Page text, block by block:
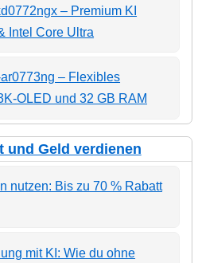
– Premium KI
Intel Core Ultra
– Flexibles
OLED und 32 GB RAM
und Geld verdienen
nutzen: Bis zu 70 % Rabatt
mit KI: Wie du ohne